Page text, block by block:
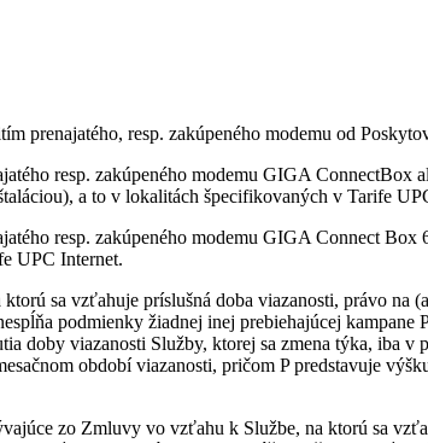
prenajatého, resp. zakúpeného modemu od
resp. zakúpeného modemu GIGA
a to v lokalitách špecifikovaných v Tarife
resp. zakúpeného modemu GIGA Connect
UPC Internet.
sa vzťahuje príslušná doba viazanosti, právo
podmienky žiadnej inej prebiehajúcej
doby viazanosti Služby, ktorej sa zmena týka,
období viazanosti, pričom P predstavuje
zo Zmluvy vo vzťahu k Službe, na ktorú sa